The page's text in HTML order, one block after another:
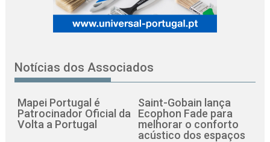
Notícias dos Associados
Mapei Portugal é
Patrocinador Oficial da
Volta a Portugal
Saint-Gobain lança
Ecophon Fade para
melhorar o conforto
acústico dos espaços